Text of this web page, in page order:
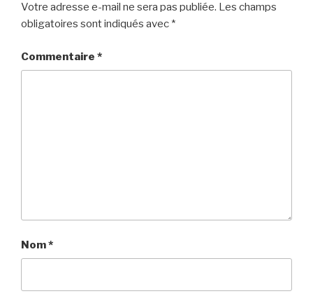
Votre adresse e-mail ne sera pas publiée. Les champs
obligatoires sont indiqués avec *
Commentaire *
Nom*